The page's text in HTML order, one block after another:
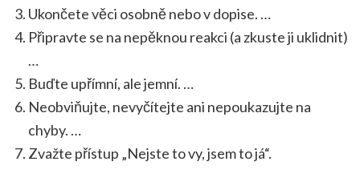
Ukončete věci osobně nebo v dopise. …
Připravte se na nepěknou reakci (a zkuste ji uklidnit)
…
Buďte upřímní, ale jemní. …
Neobviňujte, nevyčítejte ani nepoukazujte na
chyby. …
Zvažte přístup „Nejste to vy, jsem to já“.